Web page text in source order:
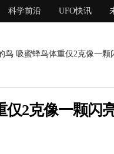
科学前沿 UFO快讯
鸟 吸蜜蜂鸟体重仅2克像一颗
2克像一颗闪